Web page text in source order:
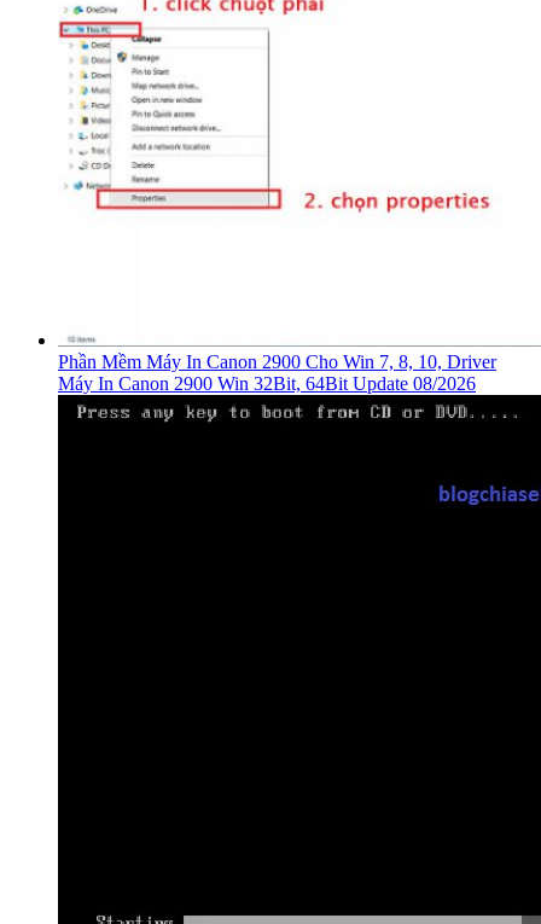
Phần Mềm Máy In Canon 2900 Cho Win 7, 8, 10, Driver
Máy In Canon 2900 Win 32Bit, 64Bit Update 08/2026